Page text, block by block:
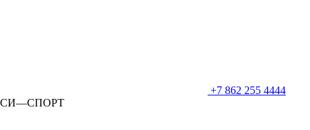
+7 862 255 4444
СИ—СПОРТ